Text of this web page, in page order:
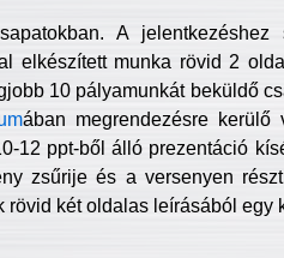
A jelentkezéshez
elkészített munka rövid 2
10 pályamunkát beküldő
ában megrendezésre kerülő
12 ppt-ből álló prezentáció
zsűrije és a versenyen
két oldalas leírásából egy